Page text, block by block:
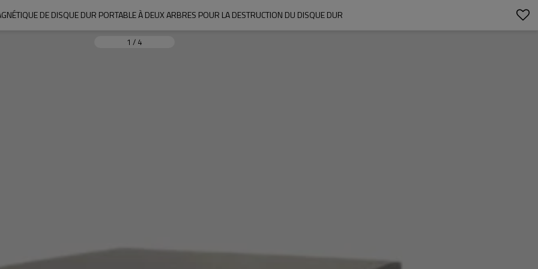
DE DISQUE DUR PORTABLE À DEUX ARBRES POUR LA DESTRUCTION DU DISQUE DUR
1 / 4